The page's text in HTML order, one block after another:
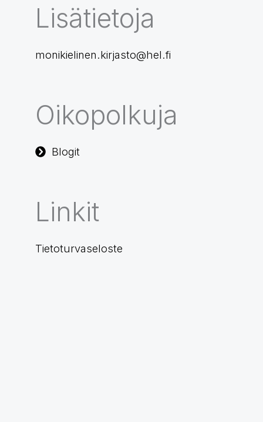
Lisätietoja
monikielinen.kirjasto@hel.fi
Oikopolkuja
Blogit
Linkit
Tietoturvaseloste